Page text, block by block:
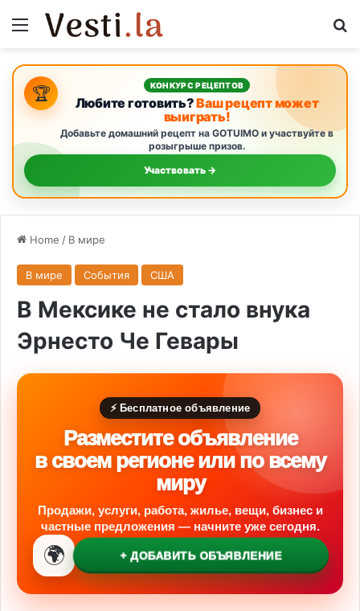
Menu
🏆 КОНКУРС РЕЦЕПТОВ
Любите готовить?Ваш рецепт может
выиграть!
Добавьте домашний рецепт на GOTUIMO и участвуйте в
розыгрыше призов.
Участвовать →
Home / В мире
В мире События США
В Мексике не стало внука
Эрнесто Че Гевары
⚡ Бесплатное объявление
Разместите объявление
в своем регионе или по всему
миру
Продажи, услуги, работа, жилье, вещи, бизнес и
частные предложения — начните уже сегодня.
🌍 + ДОБАВИТЬ ОБЪЯВЛЕНИЕ